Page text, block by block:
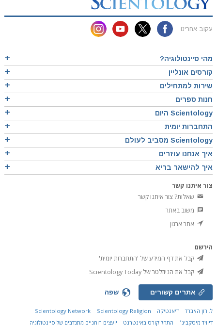
עקוב אחרינו
מהי סיינטולוגיה?
קורסים אונליין
שירות למתחילים
חנות ספרים
Scientology היום
התחברות יומית
Scientology מסביב לעולם
איך אנחנו עוזרים
איך להישאר בריא
צור איתנו קשר
שאלות? צור איתנו קשר
משוב באתר
אתר ארגון
הירשם
קבל את דף המידע של 'התחברות יומית'
קבל את הניוזלטר של Scientology Today
אתרים קשורים שפה
ל. רון האברד דיאנטיקה Scientology Network
Scientology Religion
דיוויד מיסקביג׳
התחל קורס באינטרנט יועצים רוחניים מתנדבים של סיינטולוגיה